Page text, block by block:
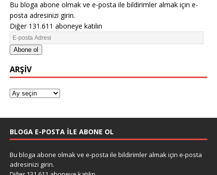
Bu bloga abone olmak ve e-posta ile bildirimler almak için e-
posta adresinizi girin.
Diğer 131.611 aboneye katılın
Abone ol
ARŞIV
BLOGA E-POSTA ILE ABONE OL
Bu bloga abone olmak ve e-posta ile bildirimler almak için e-posta
adresinizi girin.